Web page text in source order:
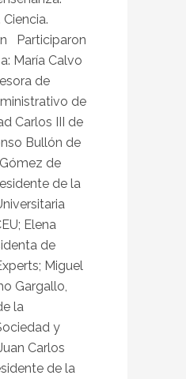
Participaron
María Calvo
de
de
Carlos III de
Bullón de
de
de la
Elena
de
Miguel
Gargallo,
la
y
Carlos
de la